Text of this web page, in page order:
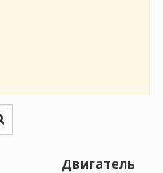
Двигатель